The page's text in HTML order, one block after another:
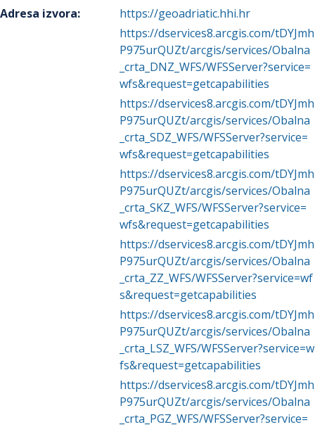
Adresa izvora:
https://geoadriatic.hhi.hr
https://dservices8.arcgis.com/tDYJmh
P975urQUZt/arcgis/services/Obalna
_crta_DNZ_WFS/WFSServer?service=
wfs&request=getcapabilities
https://dservices8.arcgis.com/tDYJmh
P975urQUZt/arcgis/services/Obalna
_crta_SDZ_WFS/WFSServer?service=
wfs&request=getcapabilities
https://dservices8.arcgis.com/tDYJmh
P975urQUZt/arcgis/services/Obalna
_crta_SKZ_WFS/WFSServer?service=
wfs&request=getcapabilities
https://dservices8.arcgis.com/tDYJmh
P975urQUZt/arcgis/services/Obalna
_crta_ZZ_WFS/WFSServer?service=wf
s&request=getcapabilities
https://dservices8.arcgis.com/tDYJmh
P975urQUZt/arcgis/services/Obalna
_crta_LSZ_WFS/WFSServer?service=w
fs&request=getcapabilities
https://dservices8.arcgis.com/tDYJmh
P975urQUZt/arcgis/services/Obalna
_crta_PGZ_WFS/WFSServer?service=